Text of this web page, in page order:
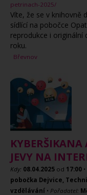
petrinach-2025/
Víte, že se v knihovně
sídlící na pobočce
reprodukce i
roku.
Břevnov
KYBERŠIKANA
JEVY NA
Kdy: 08.04.2025 od 17:00 •
pobočka Dejvice,
vzdělávání • Pořadatel: